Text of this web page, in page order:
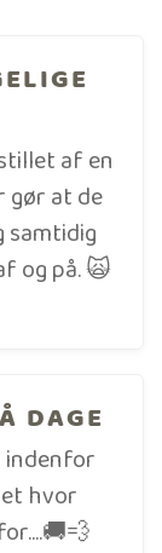
af en
gør at de
og på. 🙀
DAGE
indenfor
hvor